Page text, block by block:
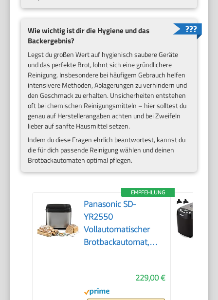
Wie wichtig ist dir die Hygiene und das
Backergebnis?
Legst du großen Wert auf hygienisch saubere Geräte
und das perfekte Brot, lohnt sich eine gründlichere
Reinigung. Insbesondere bei häufigem Gebrauch helfen
intensivere Methoden, Ablagerungen zu verhindern und
den Geschmack zu erhalten. Unsicherheiten entstehen
oft bei chemischen Reinigungsmitteln – hier solltest du
genau auf Herstellerangaben achten und bei Zweifeln
lieber auf sanfte Hausmittel setzen.
Indem du diese Fragen ehrlich beantwortest, kannst du
die für dich passende Reinigung wählen und deinen
Brotbackautomaten optimal pflegen.
EMPFEHLUNG
Panasonic SD-
YR2550
Vollautomatischer
Brotbackautomat,
und Hefespender, 31
automatische
229,00 €